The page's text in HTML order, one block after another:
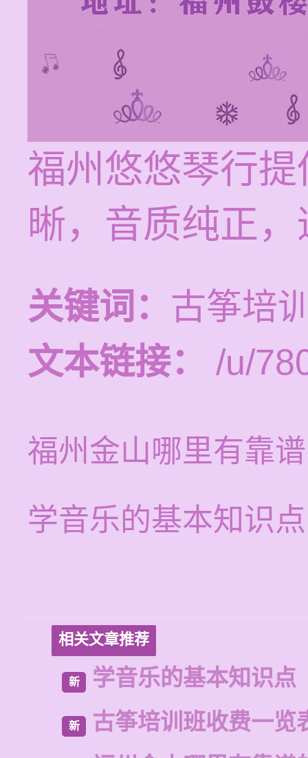
福州悠悠琴行
晰，音质纯正
关键词： 古筝培
文本链接：
/u/
福州金山哪里有靠
学音乐的基本知识点
相关文章推荐
新 学音乐的基本知识点
新
古筝培训班收费一览